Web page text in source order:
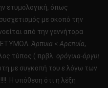
ετυμολογική, όπως
με σκοπό την
από την γεννήτορα
[ΕΤΥΜΟΛ. Άρπυια < Αρεπυία,
τύπος ( πρβλ. ορόγυια-όργυι
με συγκοπή του ελόγω των
!!!! Η υπόθεση ότι η λέξη